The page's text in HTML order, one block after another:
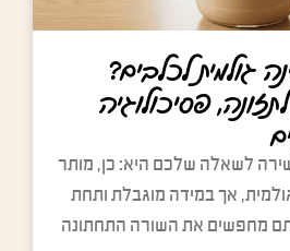
גולמית לכלבים?
פסיכולוגיה
לשאלה שלכם היא: כן, מותר
אך במידה מוגבלת ותחת
מחפשים את השורה התחתונה